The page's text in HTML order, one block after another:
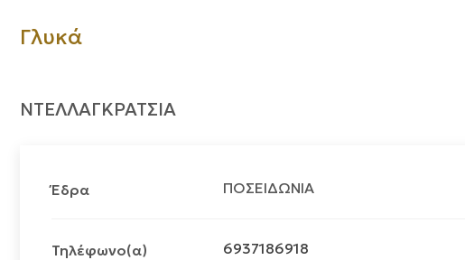
Γλυκά
ΝΤΕΛΛΑΓΚΡΑΤΣΙΑ
Έδρα ΠΟΣΕΙΔΩΝΙΑ
Τηλέφωνο(α) 6937186918